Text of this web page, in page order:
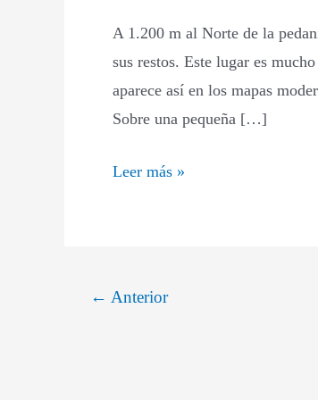
A 1.200 m al Norte de la
sus restos. Este lugar es
aparece así en los mapas
Sobre una pequeña […]
Leer más »
← Anterior